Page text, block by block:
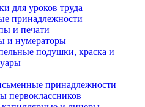
для уроков труда
принадлежности
и печати
и нумераторы
подушки, краска и
принадлежности
первоклассников